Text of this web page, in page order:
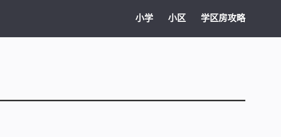
小学 小区 学区房攻略